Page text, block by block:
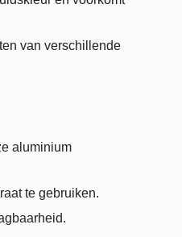
van verschillende
aluminium
te gebruiken.